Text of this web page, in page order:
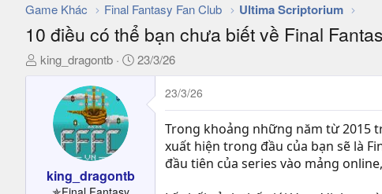
Game Khác Final Fantasy Fan Club Ultima Scriptorium
10 điều có thể bạn chưa biết về Final
T
king_dragontb
N
23/3/26
king_dragontb
23/3/26
Trong khoảng những năm từ 2015
xuất hiện trong đầu của bạn sẽ là
đầu tiên của series vào mảng